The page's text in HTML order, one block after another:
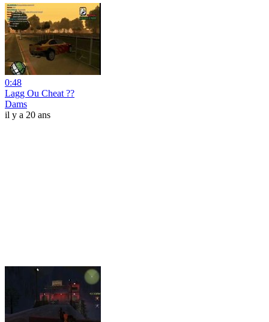
0:48
Lagg Ou Cheat ??
Dams
il y a 20 ans